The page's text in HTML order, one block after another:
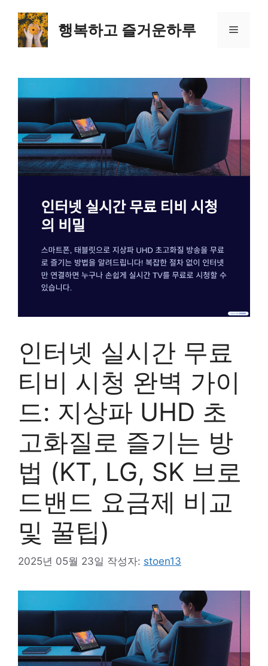
행복하고 즐거운하루 메
인터넷 실시간 무료
티비 시청 완벽 가이
드: 지상파 UHD 초
고화질로 즐기는 방
법 (KT, LG, SK 브로
드밴드 요금제 비교
및 꿀팁)
2025년 05월 23일 작성자: stoen13